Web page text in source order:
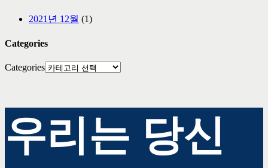
2021년 12월 (1)
Categories
Categories
우리는 당신